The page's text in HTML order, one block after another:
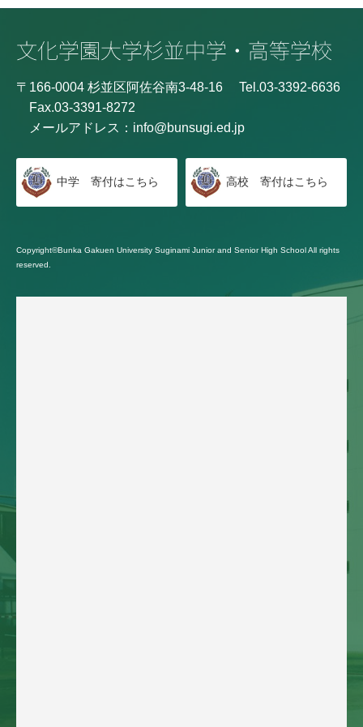
〒166-0004 杉並区阿佐谷南3-48-16
Tel.03-3392-6636
Fax.03-3391-8272
メールアドレス： info@bunsugi.ed.jp
中学 寄付はこちら 高校 寄付はこちら
Copyright©Bunka Gakuen University Suginami Junior and Senior High School All rights
reserved.